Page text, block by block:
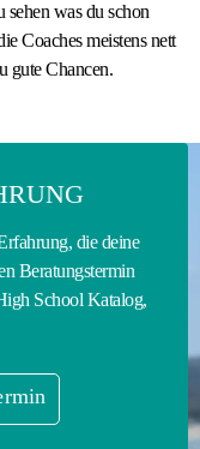
sehen was du schon
Coaches meistens nett
gute Chancen.
die deine
Beratungstermin
School Katalog,